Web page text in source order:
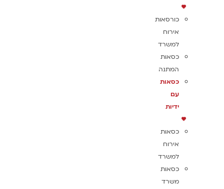
כורסאות
אירוח
למשרד
כסאות
המתנה
כסאות
עם
ידיות
כסאות
אירוח
למשרד
כסאות
משרד